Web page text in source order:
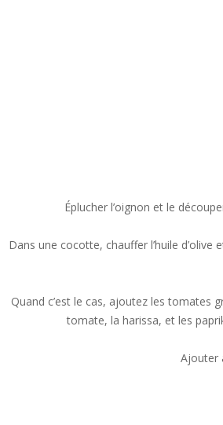
Éplucher l’oignon et le
Dans une cocotte, chauffer l’huile d’olive
Quand c’est le cas, ajoutez les tomates
tomate, la harissa, et les
Ajouter